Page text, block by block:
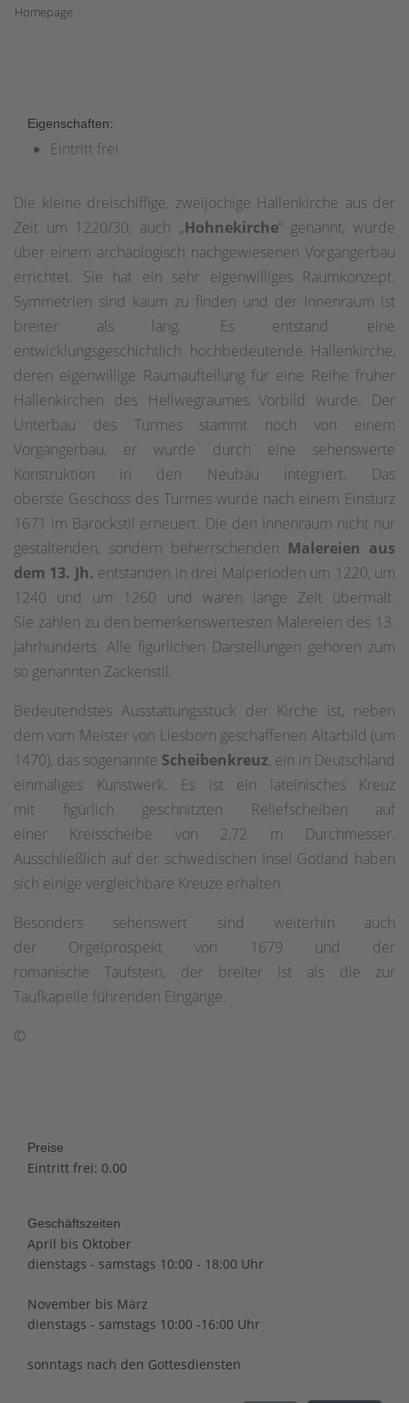
Homepage
Eigenschaften:
Eintritt frei
Die kleine dreischiffige, zweijochige Hallenkirche aus der
Zeit um 1220/30, auch „Hohnekirche“ genannt, wurde
über einem archäologisch nachgewiesenen Vorgängerbau
errichtet. Sie hat ein sehr eigenwilliges Raumkonzept.
Symmetrien sind kaum zu finden und der Innenraum ist
breiter als lang. Es entstand eine
entwicklungsgeschichtlich hochbedeutende Hallenkirche,
deren eigenwillige Raumaufteilung für eine Reihe früher
Hallenkirchen des Hellwegraumes Vorbild wurde. Der
Unterbau des Turmes stammt noch von einem
Vorgängerbau, er wurde durch eine sehenswerte
Konstruktion in den Neubau integriert. Das
oberste Geschoss des Turmes wurde nach einem Einsturz
1671 im Barockstil erneuert. Die den Innenraum nicht nur
gestaltenden, sondern beherrschenden Malereien aus
dem 13. Jh. entstanden in drei Malperioden um 1220, um
1240 und um 1260 und waren lange Zeit übermalt.
Sie zählen zu den bemerkenswertesten Malereien des 13.
Jahrhunderts. Alle figürlichen Darstellungen gehören zum
so genannten Zackenstil.
Bedeutendstes Ausstattungsstück der Kirche ist, neben
dem vom Meister von Liesborn geschaffenen Altarbild (um
1470), das sogenannte Scheibenkreuz, ein in Deutschland
einmaliges Kunstwerk. Es ist ein lateinisches Kreuz
mit figürlich geschnitzten Reliefscheiben auf
einer Kreisscheibe von 2,72 m Durchmesser.
Ausschließlich auf der schwedischen Insel Gotland haben
sich einige vergleichbare Kreuze erhalten.
Besonders sehenswert sind weiterhin auch
der Orgelprospekt von 1679 und der
romanische Taufstein, der breiter ist als die zur
Taufkapelle führenden Eingänge.
©
Preise
Eintritt frei: 0.00
Geschäftszeiten
April bis Oktober
dienstags - samstags 10:00 - 18:00 Uhr
November bis März
dienstags - samstags 10:00 -16:00 Uhr
sonntags nach den Gottesdiensten